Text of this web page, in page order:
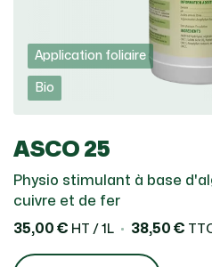
Application foliaire
Bio
ASCO 25
Physio stimulant à base
cuivre et de fer
35,00 € HT / 1L 38,50 €